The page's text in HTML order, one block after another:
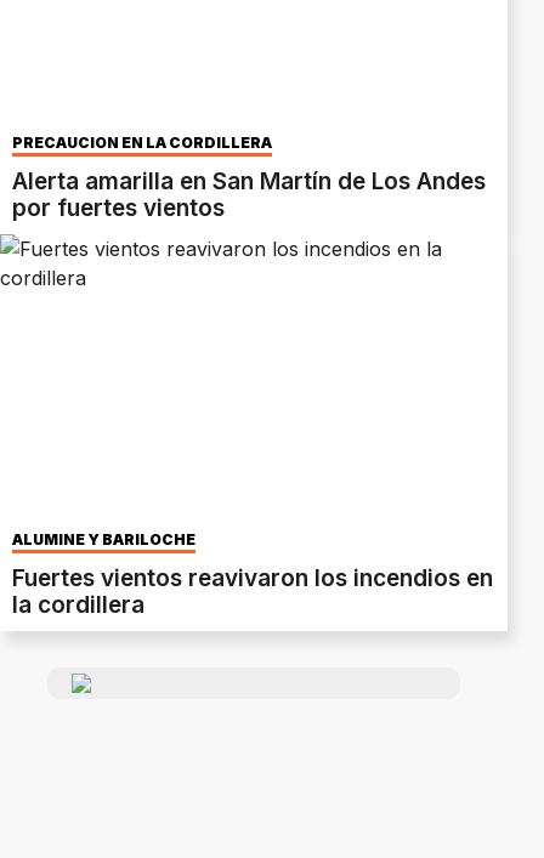
PRECAUCIÓN EN LA CORDILLERA
Alerta amarilla en San Martín de Los Andes
por fuertes vientos
ALUMINÉ Y BARILOCHE
Fuertes vientos reavivaron los incendios en
la cordillera